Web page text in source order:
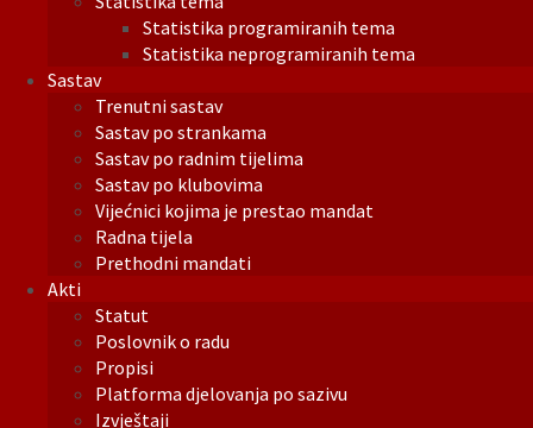
Statistika programiranih tema
Statistika neprogramiranih tema
Sastav
Trenutni sastav
Sastav po strankama
Sastav po radnim tijelima
Sastav po klubovima
Vijećnici kojima je prestao mandat
Radna tijela
Prethodni mandati
Akti
Statut
Poslovnik o radu
Propisi
Platforma djelovanja po sazivu
Izvještaji